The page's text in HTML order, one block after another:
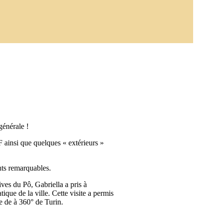
!
que quelques « extérieurs »
remarquables.
du Pô, Gabriella a pris à
de la ville. Cette visite a permis
de à 360° de Turin.